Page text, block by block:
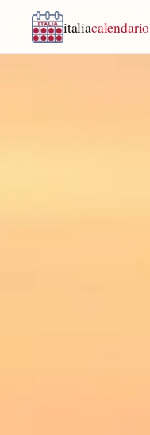
italiacalendario